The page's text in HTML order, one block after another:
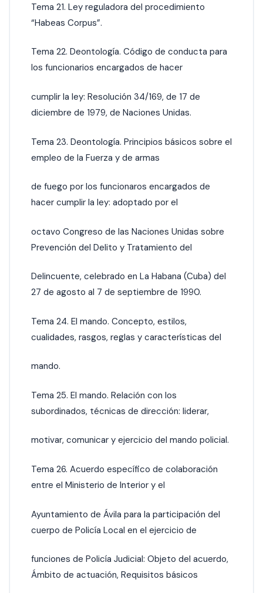
Tema 21. Ley reguladora del procedimiento
“Habeas Corpus”.
Tema 22. Deontología. Código de conducta para
los funcionarios encargados de hacer
cumplir la ley: Resolución 34/169, de 17 de
diciembre de 1979, de Naciones Unidas.
Tema 23. Deontología. Principios básicos sobre el
empleo de la Fuerza y de armas
de fuego por los funcionaros encargados de
hacer cumplir la ley: adoptado por el
octavo Congreso de las Naciones Unidas sobre
Prevención del Delito y Tratamiento del
Delincuente, celebrado en La Habana (Cuba) del
27 de agosto al 7 de septiembre de 1990.
Tema 24. El mando. Concepto, estilos,
cualidades, rasgos, reglas y características del
mando.
Tema 25. El mando. Relación con los
subordinados, técnicas de dirección: liderar,
motivar, comunicar y ejercicio del mando policial.
Tema 26. Acuerdo específico de colaboración
entre el Ministerio de Interior y el
Ayuntamiento de Ávila para la participación del
cuerpo de Policía Local en el ejercicio de
funciones de Policía Judicial: Objeto del acuerdo,
Ámbito de actuación, Requisitos básicos